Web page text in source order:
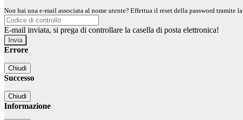
Non hai una e-mail associata al nome utente? Effettua il reset della password tramite la
E-mail inviata, si prega di controllare la casella di posta elettronica!
Errore
Chiudi
Successo
Chiudi
Informazione